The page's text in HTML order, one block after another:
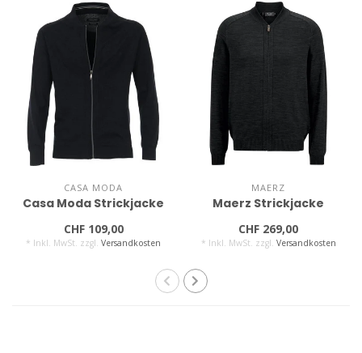
CASA MODA
Casa Moda Strickjacke
CHF 109,00
* Inkl. MwSt. zzgl.Versandkosten
MAERZ
Maerz Strickjacke
CHF 269,00
* Inkl. MwSt. zzgl. Versandkosten